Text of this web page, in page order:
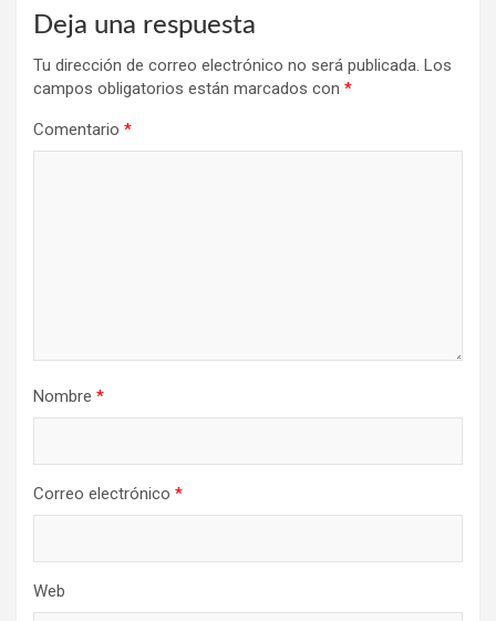
Deja una respuesta
Tu dirección de correo electrónico no será publicada. Los
campos obligatorios están marcados con *
Comentario *
Nombre *
Correo electrónico *
Web